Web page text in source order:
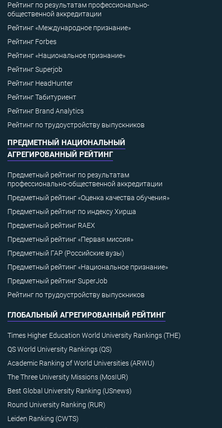
Рейтинг по результатам профессионально-
общественной аккредитации
Рейтинг «Международное признание»
Рейтинг Forbes
Рейтинг «Национальное признание»
Рейтинг Superjob
Рейтинг HeadHunter
Рейтинг Табитуриент
Рейтинг Brand Analytics
Рейтинг по трудоустройству выпускников
ПРЕДМЕТНЫЙ НАЦИОНАЛЬНЫЙ
АГРЕГИРОВАННЫЙ РЕЙТИНГ
Предметный рейтинг по результатам
профессионально-общественной аккредитации
Предметный рейтинг «Оценка качества обучения»
Предметный рейтинг по индексу Хирша
Предметный рейтинг RAEX
Предметный рейтинг «Первая миссия»
Предметный ГАР (Российские вузы)
Предметный рейтинг «Национальное признание»
Предметный рейтинг SuperJob
Рейтинг по трудоустройству выпускников
ГЛОБАЛЬНЫЙ АГРЕГИРОВАННЫЙ РЕЙТИНГ
Times Higher Education World University Rankings (THE)
QS World University Rankings (QS)
Academic Ranking of World Universities (ARWU)
The Three University Missions (MosIUR)
Best Global University Ranking (USnews)
Round University Ranking (RUR)
Leiden Ranking (CWTS)